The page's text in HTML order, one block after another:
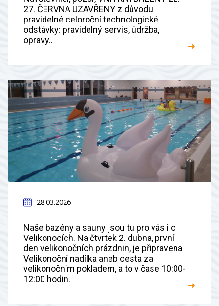
27. ČERVNA UZAVŘENY z důvodu
pravidelné celoroční technologické
odstávky: pravidelný servis, údržba,
opravy..
➜
28.03.2026
Naše bazény a sauny jsou tu pro vás i o
Velikonocích. Na čtvrtek 2. dubna, první
den velikonočních prázdnin, je připravena
Velikonoční nadílka aneb cesta za
velikonočním pokladem, a to v čase 10:00-
12:00 hodin.
➜